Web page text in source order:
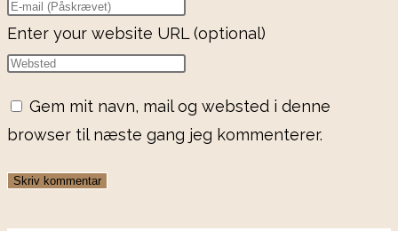
Enter your website URL (optional)
Gem mit navn, mail og websted i denne
browser til næste gang jeg kommenterer.